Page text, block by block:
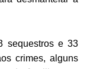
sequestros e 33
crimes, alguns